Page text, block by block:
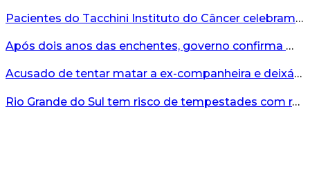
Pacientes do Tacchini Instituto do Câncer celebram Dia dos Pais com cuidado e relaxamento...
Após dois anos das enchentes, governo confirma mais de R$19 milhões para nova ponte no Vale do Taquari...
Acusado de tentar matar a ex-companheira e deixá-la paraplégica é condenado na Serra Gaúcha...
Rio Grande do Sul tem risco de tempestades com rajadas de ventos nos próximos dias...